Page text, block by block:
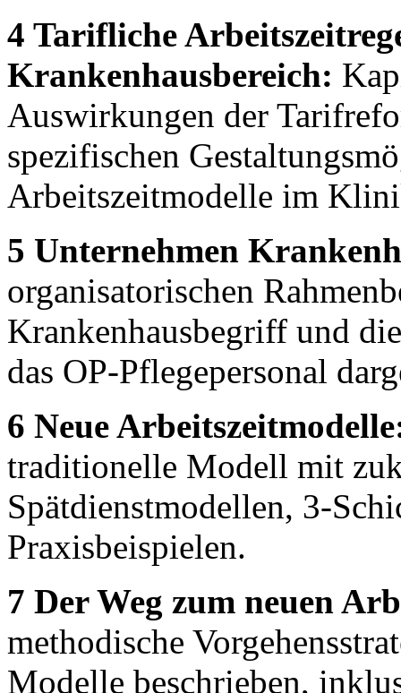
4 Tarifliche
Krankenhausbereich:
Auswirkungen der
spezifischen
Arbeitszeitmodelle im
5 Unternehmen
organisatorischen
Krankenhausbegriff und
das OP-Pflegepersonal
6 Neue
traditionelle Modell mit
Spätdienstmodellen, 3-
Praxisbeispielen.
7 Der Weg zum neuen
methodische
Modelle beschrieben,